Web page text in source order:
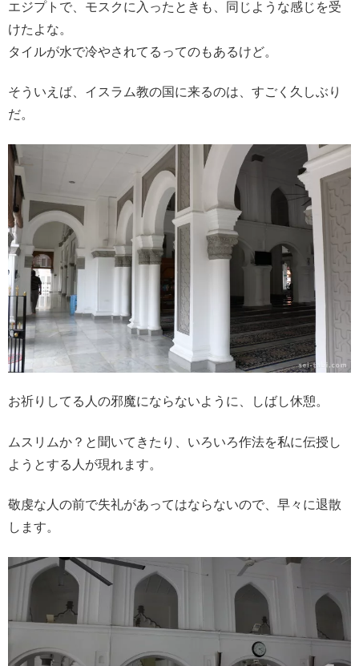
エジプトで、モスクに入ったときも、同じような感じを受
けたよな。
タイルが水で冷やされてるってのもあるけど。
そういえば、イスラム教の国に来るのは、すごく久しぶり
だ。
お祈りしてる人の邪魔にならないように、しばし休憩。
ムスリムか？と聞いてきたり、いろいろ作法を私に伝授し
ようとする人が現れます。
敬虔な人の前で失礼があってはならないので、早々に退散
します。